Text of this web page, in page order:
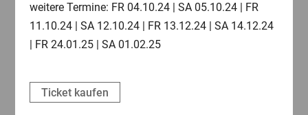
weitere Termine: FR 04.10.24 | SA 05.10.24 | FR
11.10.24 | SA 12.10.24 | FR 13.12.24 | SA 14.12.24
| FR 24.01.25 | SA 01.02.25
Ticket kaufen